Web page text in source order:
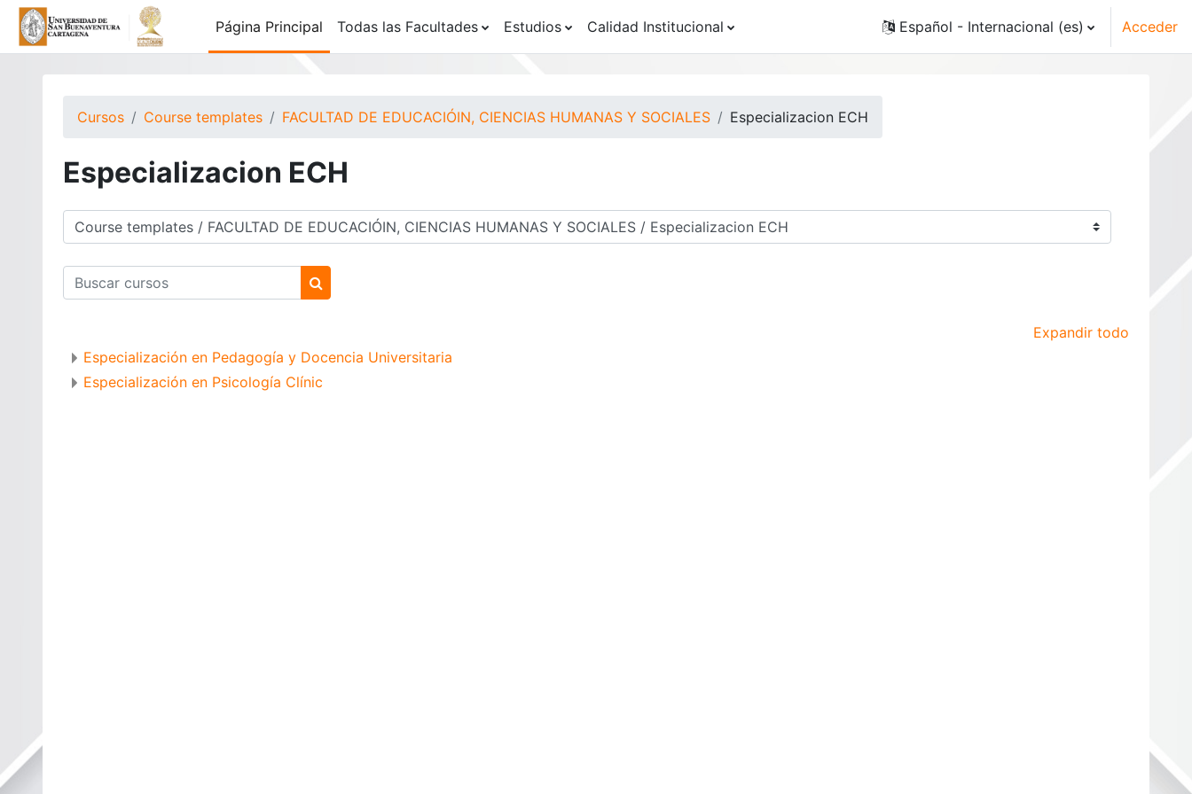
Salta al contenido principal
Página Principal
Todas las Facultades Estudios Calidad Institucional Español - Internacional ‎(es)‎ Acceder
Cursos Course templates FACULTAD DE EDUCACIÓIN, CIENCIAS HUMANAS Y SOCIALES Especializacion ECH
Especializacion ECH
Categorías
Buscar cursos
Buscar cursos
Expandir todo
Especialización en Pedagogía y Docencia Universitaria
Especialización en Psicología Clínic